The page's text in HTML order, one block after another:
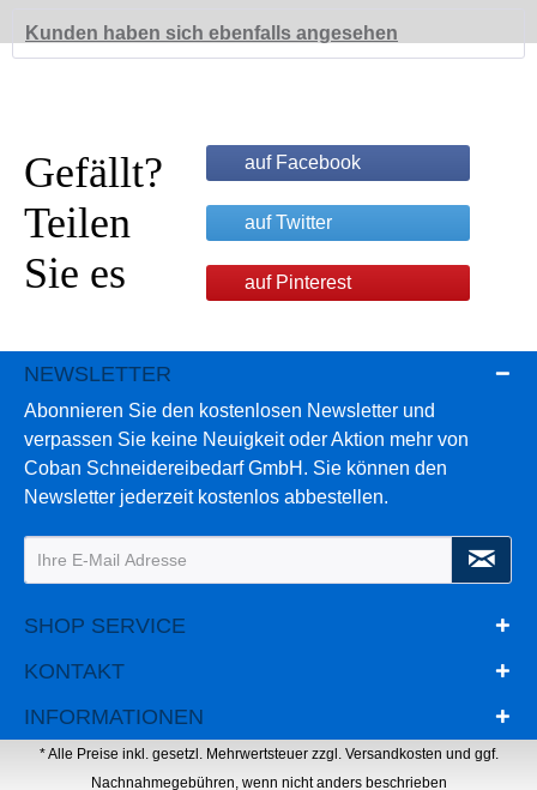
Kunden haben sich ebenfalls angesehen
Gefällt?
Teilen
Sie es
auf Facebook
auf Twitter
auf Pinterest
NEWSLETTER
Abonnieren Sie den kostenlosen Newsletter und
verpassen Sie keine Neuigkeit oder Aktion mehr von
Coban Schneidereibedarf GmbH. Sie können den
Newsletter jederzeit kostenlos abbestellen.
SHOP SERVICE
KONTAKT
INFORMATIONEN
* Alle Preise inkl. gesetzl. Mehrwertsteuer zzgl. Versandkosten und ggf.
Nachnahmegebühren, wenn nicht anders beschrieben